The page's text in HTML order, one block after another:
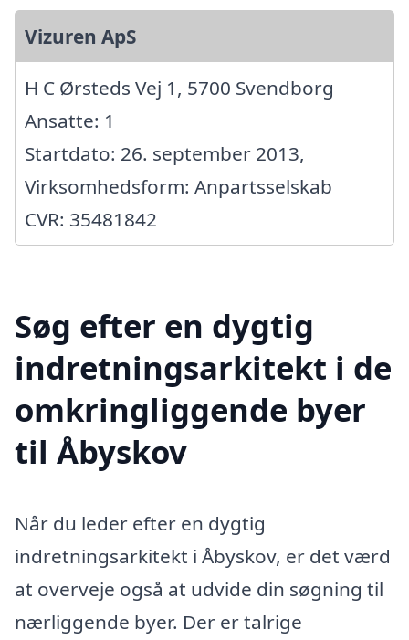
Vizuren ApS
H C Ørsteds Vej 1, 5700 Svendborg
Ansatte: 1
Startdato: 26. september 2013,
Virksomhedsform: Anpartsselskab
CVR: 35481842
Søg efter en dygtig
indretningsarkitekt i de
omkringliggende byer
til Åbyskov
Når du leder efter en dygtig
indretningsarkitekt i Åbyskov, er det værd
at overveje også at udvide din søgning til
nærliggende byer. Der er talrige